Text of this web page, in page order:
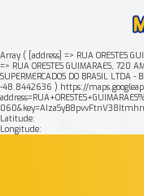
Array ( [address] => RUA ORESTES
=> RUA ORESTES GUIMARAES, 720
SUPERMERCADOS DO BRASIL
-48.8442636 ) https://
Latitude:
Longitude:
Mais buscados:
Nossa história